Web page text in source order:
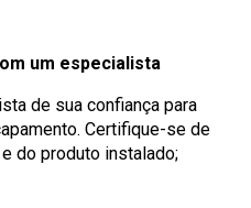
um especialista
de sua confiança para
Certifique-se de
do produto instalado;